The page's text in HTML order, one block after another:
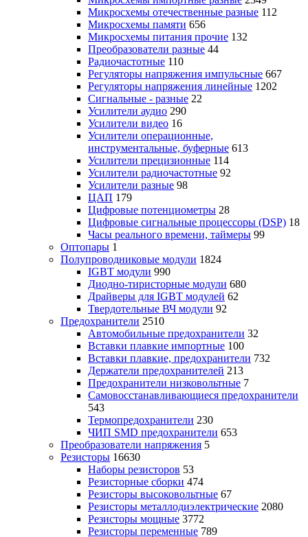
Микросхемы отечественные разные 112
Микросхемы памяти 656
Микросхемы питания прочие 132
Преобразователи разные 44
Радиочастотные 110
Регуляторы напряжения импульсные 667
Регуляторы напряжения линейные 1202
Сигнальные - разные 22
Усилители аудио 290
Усилители видео 16
Усилители операционные,
инструментальные, буферные 613
Усилители прецизионные 114
Усилители радиочастотные 92
Усилители разные 98
ЦАП 179
Цифровые потенциометры 28
Цифровые сигнальные процессоры (DSP) 18
Часы реального времени, таймеры 99
Оптопары 1
Полупроводниковые модули 1824
IGBT модули 990
Диодно-тиристорные модули 680
Драйверы для IGBT модулей 62
Твердотельные ВЧ модули 92
Предохранители 2510
Автомобильные предохранители 32
Вставки плавкие импортные 100
Вставки плавкие, предохранители 732
Держатели предохранителей 213
Предохранители низковольтные 7
Самовосстанавливающиеся предохранители
543
Термопредохранители 230
ЧИП SMD предохранители 653
Преобразователи напряжения 5
Резисторы 16630
Наборы резисторов 53
Резисторные сборки 474
Резисторы высоковольтные 67
Резисторы металлодиэлектрические 2080
Резисторы мощные 3772
Резисторы переменные 789